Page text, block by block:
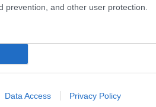
prevention, and other user protection.
Data Access Privacy Policy
és jelzőlámpás